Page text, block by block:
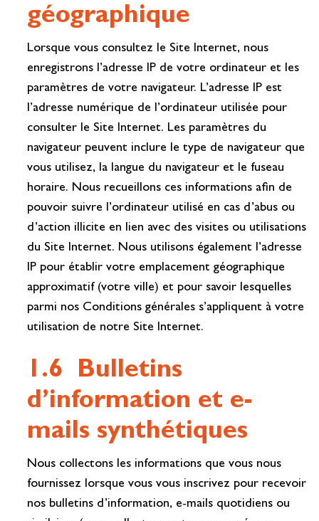
géographique
Lorsque vous consultez le Site Internet, nous
enregistrons l’adresse IP de votre ordinateur et les
paramètres de votre navigateur. L’adresse IP est
l’adresse numérique de l’ordinateur utilisée pour
consulter le Site Internet. Les paramètres du
navigateur peuvent inclure le type de navigateur que
vous utilisez, la langue du navigateur et le fuseau
horaire. Nous recueillons ces informations afin de
pouvoir suivre l’ordinateur utilisé en cas d’abus ou
d’action illicite en lien avec des visites ou utilisations
du Site Internet. Nous utilisons également l’adresse
IP pour établir votre emplacement géographique
approximatif (votre ville) et pour savoir lesquelles
parmi nos Conditions générales s’appliquent à votre
utilisation de notre Site Internet.
1.6 Bulletins
d’information et e-
mails synthétiques
Nous collectons les informations que vous nous
fournissez lorsque vous vous inscrivez pour recevoir
nos bulletins d’information, e-mails quotidiens ou